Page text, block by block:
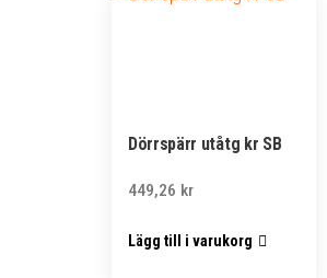
Dörrspärr utåtg kr SB
449,26 kr
Lägg till i varukorg